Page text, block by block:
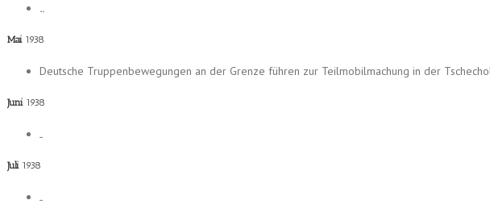
..
Mai 1938
Deutsche Truppenbewegungen an der Grenze führen zur Teilmobilmachung in der
Juni 1938
..
Juli 1938
..